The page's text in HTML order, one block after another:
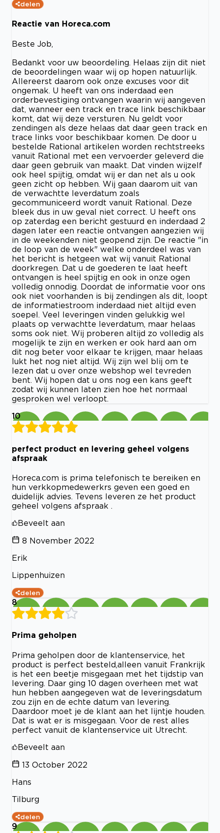
delen
Reactie van Horeca.com
Beste Job,
Bedankt voor uw beoordeling. Helaas zijn dit niet
de beoordelingen waar wij op hopen natuurlijk.
Allereerst daarom ook onze excuses voor dit
ongemak. U heeft van ons inderdaad een
orderbevestiging ontvangen waarin wij aangeven
dat, wanneer een track en trace link beschikbaar
komt, dat wij deze versturen. Nu geldt voor
zendingen als deze helaas dat daar geen track en
trace links voor beschikbaar komen. De door u
bestelde Rational artikelen worden rechtstreeks
vanuit Rational met een vervoerder geleverd die
daar geen gebruik van maakt. Dat vinden wijzelf
ook heel spijtig, omdat wij er dan net als u ook
geen zicht op hebben. Wij gaan daarom uit van
de verwachtte leverdatum zoals
gecommuniceerd wordt vanuit Rational. Deze
bleek dus in uw geval niet correct. U heeft ons
op zaterdag een bericht gestuurd en inderdaad 2
dagen later een reactie ontvangen aangezien wij
in de weekenden niet geopend zijn. De reactie "in
de loop van de week" welke onderdeel was van
het bericht is hetgeen wat wij vanuit Rational
doorkregen. Dat u de goederen te laat heeft
ontvangen is heel spijtig en ook in onze ogen
volledig onnodig. Doordat de informatie voor ons
ook niet voorhanden is bij zendingen als dit, loopt
de informatiestroom inderdaad niet altijd even
soepel. Veel leveringen vinden gelukkig wel
plaats op verwachtte leverdatum, maar helaas
soms ook niet. Wij proberen altijd zo volledig als
mogelijk te zijn en werken er ook hard aan om
dit nog beter voor elkaar te krijgen, maar helaas
lukt het nog niet altijd. Wij zijn wel blij om te
lezen dat u over onze webshop wel tevreden
bent. Wij hopen dat u ons nog een kans geeft
zodat wij kunnen laten zien hoe het normaal
gesproken wel verloopt.
10
perfect product en levering geheel volgens
afspraak
Horeca.com is prima telefonisch te bereiken en
hun verkkopmedewerkrs geven een goed en
duidelijk advies. Tevens leveren ze het product
geheel volgens afspraak .
Beveelt aan
8 November 2022
Erik
Lippenhuizen
delen
8
Prima geholpen
Prima geholpen door de klantenservice, het
product is perfect besteld,alleen vanuit Frankrijk
is het een beetje misgegaan met het tijdstip van
levering. Daar ging 10 dagen overheen met wat
hun hebben aangegeven wat de leveringsdatum
zou zijn en de echte datum van levering.
Daardoor moet je de klant aan het lijntje houden.
Dat is wat er is misgegaan. Voor de rest alles
perfect vanuit de klantenservice uit Utrecht.
Beveelt aan
13 October 2022
Hans
Tilburg
delen
9